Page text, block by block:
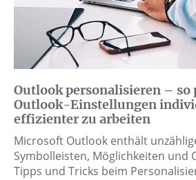
Outlook personalisieren – so
Outlook-Einstellungen
effizienter zu arbeiten
Microsoft Outlook enthält
Symbolleisten, Möglichkeiten und
Tipps und Tricks beim